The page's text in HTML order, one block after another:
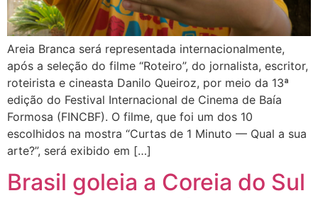
Areia Branca será representada internacionalmente,
após a seleção do filme “Roteiro”, do jornalista, escritor,
roteirista e cineasta Danilo Queiroz, por meio da 13ª
edição do Festival Internacional de Cinema de Baía
Formosa (FINCBF). O filme, que foi um dos 10
escolhidos na mostra “Curtas de 1 Minuto — Qual a sua
arte?”, será exibido em […]
Brasil goleia a Coreia do Sul